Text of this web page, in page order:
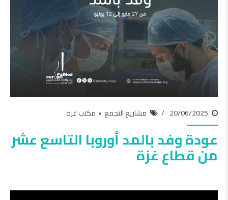
20/06/2025 مشاريع التجمع مكتب غزة
عودة وفد بالمد أوروبا التاسع عشر
من قطاع غزة